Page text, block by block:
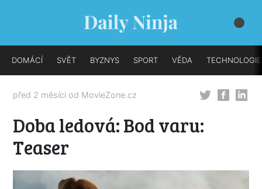
DOMÁCÍ SVĚT BYZNYS SPORT VĚDA TECHNOLOGIE
před 2 měsíci od MovieZone.cz
Doba ledová: Bod varu:
Teaser